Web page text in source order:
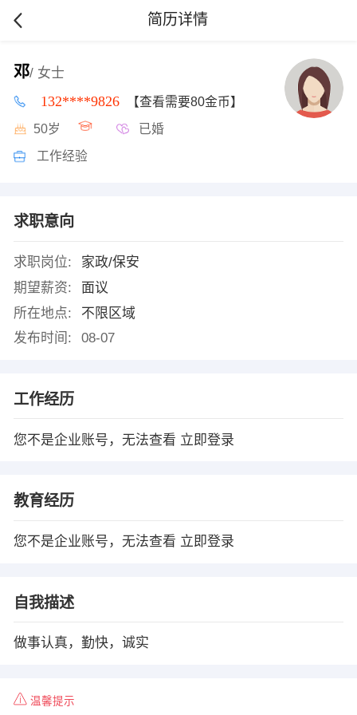
简历详情
邓/ 女士
132****9826 【查看需要80金币】
50岁 已婚
工作经验
求职意向
求职岗位:
家政/保安
期望薪资:
面议
所在地点:
不限区域
发布时间:
08-07
工作经历
您不是企业账号，无法查看 立即登录
教育经历
您不是企业账号，无法查看 立即登录
自我描述
做事认真，勤快，诚实
温馨提示